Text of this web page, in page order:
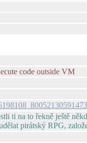
code outside VM
ti na to řekně ještě
pirátský RPG,